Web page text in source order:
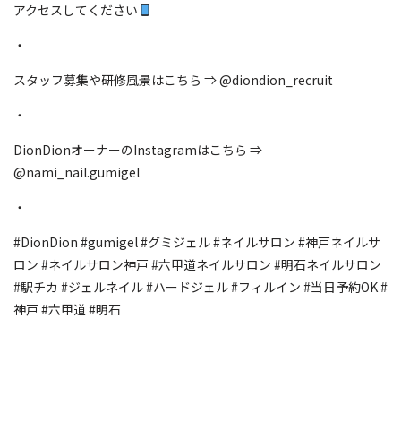
アクセスしてください
・
スタッフ募集や研修風景はこちら ⇒ @diondion_recruit
・
DionDionオーナーのInstagramはこちら ⇒
@nami_nail.gumigel
・
#DionDion #gumigel #グミジェル #ネイルサロン #神戸ネイルサ
ロン #ネイルサロン神戸 #六甲道ネイルサロン #明石ネイルサロン
#駅チカ #ジェルネイル #ハードジェル #フィルイン #当日予約OK #
神戸 #六甲道 #明石